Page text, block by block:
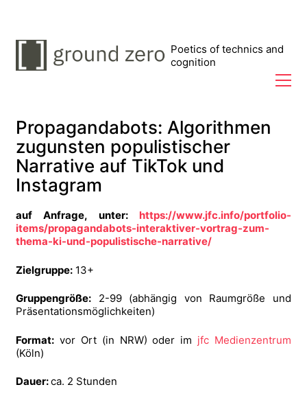
Poetics of technics and
cognition
Propagandabots: Algorithmen
zugunsten populistischer
Narrative auf TikTok und
Instagram
auf Anfrage, unter: https://www.jfc.info/portfolio-
items/propagandabots-interaktiver-vortrag-zum-
thema-ki-und-populistische-narrative/
Zielgruppe: 13+
Gruppengröße: 2-99 (abhängig von Raumgröße und
Präsentationsmöglichkeiten)
Format: vor Ort (in NRW) oder im jfc Medienzentrum
(Köln)
Dauer:ca. 2 Stunden